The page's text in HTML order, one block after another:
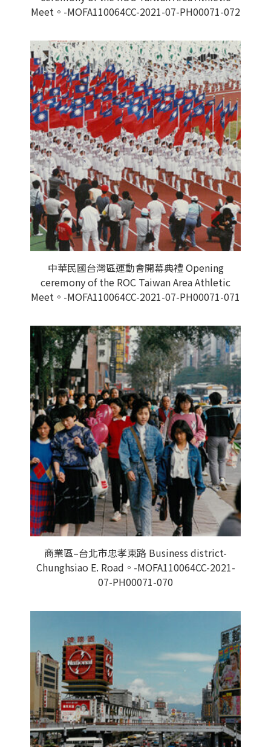
Meet。-MOFA110064CC-2021-07-PH00071-072
中華民國台灣區運動會開幕典禮 Opening
ceremony of the ROC Taiwan Area Athletic
Meet。-MOFA110064CC-2021-07-PH00071-071
商業區–台北市忠孝東路 Business district-
Chunghsiao E. Road。-MOFA110064CC-2021-
07-PH00071-070